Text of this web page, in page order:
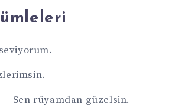
Sen rüyamdan güzelsin.